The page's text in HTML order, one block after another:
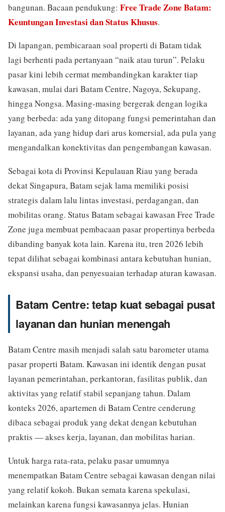
bangunan. Bacaan pendukung: Free Trade Zone Batam:
Keuntungan Investasi dan Status Khusus.
Di lapangan, pembicaraan soal properti di Batam tidak
lagi berhenti pada pertanyaan “naik atau turun”. Pelaku
pasar kini lebih cermat membandingkan karakter tiap
kawasan, mulai dari Batam Centre, Nagoya, Sekupang,
hingga Nongsa. Masing-masing bergerak dengan logika
yang berbeda: ada yang ditopang fungsi pemerintahan dan
layanan, ada yang hidup dari arus komersial, ada pula yang
mengandalkan konektivitas dan pengembangan kawasan.
Sebagai kota di Provinsi Kepulauan Riau yang berada
dekat Singapura, Batam sejak lama memiliki posisi
strategis dalam lalu lintas investasi, perdagangan, dan
mobilitas orang. Status Batam sebagai kawasan Free Trade
Zone juga membuat pembacaan pasar propertinya berbeda
dibanding banyak kota lain. Karena itu, tren 2026 lebih
tepat dilihat sebagai kombinasi antara kebutuhan hunian,
ekspansi usaha, dan penyesuaian terhadap aturan kawasan.
Batam Centre: tetap kuat sebagai pusat
layanan dan hunian menengah
Batam Centre masih menjadi salah satu barometer utama
pasar properti Batam. Kawasan ini identik dengan pusat
layanan pemerintahan, perkantoran, fasilitas publik, dan
aktivitas yang relatif stabil sepanjang tahun. Dalam
konteks 2026, apartemen di Batam Centre cenderung
dibaca sebagai produk yang dekat dengan kebutuhan
praktis — akses kerja, layanan, dan mobilitas harian.
Untuk harga rata-rata, pelaku pasar umumnya
menempatkan Batam Centre sebagai kawasan dengan nilai
yang relatif kokoh. Bukan semata karena spekulasi,
melainkan karena fungsi kawasannya jelas. Hunian